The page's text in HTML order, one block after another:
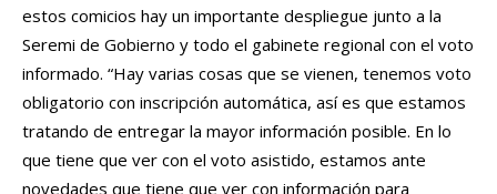
estos comicios hay un importante despliegue junto a la
Seremi de Gobierno y todo el gabinete regional con el voto
informado. “Hay varias cosas que se vienen, tenemos voto
obligatorio con inscripción automática, así es que estamos
tratando de entregar la mayor información posible. En lo
que tiene que ver con el voto asistido, estamos ante
novedades que tiene que ver con información para